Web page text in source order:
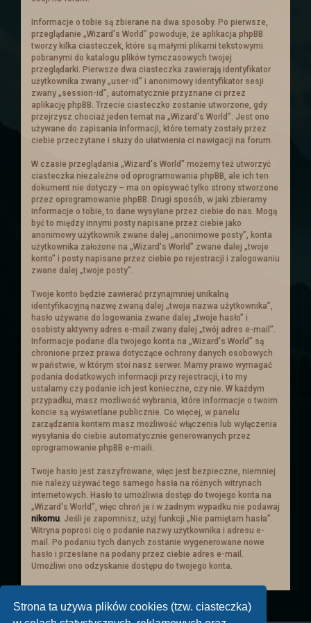
Strona ta używa plików cookies (tzw. ciasteczka)
postanowił zebrać chętnych i wysłać ich
aby wsparli handlowego sojusznika.
Ogłoszenie
Nowe ogłoszenia na
słupie
Zachęcamy do zajrzenia do zakładki z
zadaniami
Troche nowinek
Przebudowe przeszły
nowa i dostosowana :).
Ogłoszenia powinny się teraz skalować
z ekranem urządzenia. Na telefonach
skaluje się tyle ile może. Najlepiej więc
aby je czytać w poziomie. W pionie też
sie da ale z racje mniejszego ekranu
ucina i może być to niewygodne.
Dodana została mapa miasta i
planowana jest mapa mieszkańców, w
której będą zaznaczone domy
mieszkańców miasta- postaci. Będzie
opocja po klikenięciu w nią,
automatyczne przeniesienie sie w ów
miejsce.
Duża wersja samego miasta oraz opcji z
mieszkancami będzie dostępna w
odpowiednim temacie.
Święta Zimowe
Zapraszamy wszystkich do
tematu świątecznegoi wybrania sobie
prezentu! (przez rzut kością)
Informacje o tobie są zbierane na dwa sposoby. Po pierwsze,
przeglądanie „Wizard's World” powoduje, że aplikacja phpBB
tworzy kilka ciasteczek, które są małymi plikami tekstowymi
pobranymi do katalogu plików tymczasowych twojej
przeglądarki. Pierwsze dwa ciasteczka zawierają identyfikator
użytkownika zwany „user-id” i anonimowy identyfikator sesji
zwany „session-id”, automatycznie przyznane ci przez
aplikację phpBB. Trzecie ciasteczko zostanie utworzone, gdy
przejrzysz chociaż jeden temat na „Wizard's World”. Jest ono
używane do zapisania informacji, które tematy zostały przez
ciebie przeczytane i służy do ułatwienia ci nawigacji na forum.
W czasie przeglądania „Wizard's World” możemy też utworzyć
ciasteczka niezależne od oprogramowania phpBB, ale ich ten
dokument nie dotyczy – ma on opisywać tylko strony stworzone
przez oprogramowanie phpBB. Drugi sposób, w jaki zbieramy
informacje o tobie, to dane wysyłane przez ciebie do nas. Mogą
być to między innymi posty napisane przez ciebie jako
anonimowy użytkownik zwane dalej „anonimowe posty”, konta
użytkownika założone na „Wizard's World” zwane dalej „twoje
konto” i posty napisane przez ciebie po rejestracji i zalogowaniu
zwane dalej „twoje posty”.
Twoje konto będzie zawierać przynajmniej unikalną
identyfikacyjną nazwę zwaną dalej „twoja nazwa użytkownika”,
hasło używane do logowania zwane dalej „twoje hasło” i
osobisty aktywny adres e-mail zwany dalej „twój adres e-mail”.
Informacje podane dla twojego konta na „Wizard's World” są
chronione przez prawa dotyczące ochrony danych osobowych
w państwie, w którym stoi nasz serwer. Mamy prawo wymagać
podania dodatkowych informacji przy rejestracji, i to my
ustalamy czy podanie ich jest konieczne, czy nie. W każdym
przypadku, masz możliwość wybrania, które informacje o twoim
koncie są wyświetlane publicznie. Co więcej, w panelu
zarządzania kontem masz możliwość włączenia lub wyłączenia
wysyłania do ciebie automatycznie generowanych przez
oprogramowanie phpBB e-maili.
Twoje hasło jest zaszyfrowane, więc jest bezpieczne, niemniej
nie należy używać tego samego hasła na różnych witrynach
internetowych. Hasło to umożliwia dostęp do twojego konta na
„Wizard's World”, więc chroń je i w żadnym wypadku nie podawaj
nikomu . Jeśli je zapomnisz, użyj funkcji „Nie pamiętam hasła”.
Witryna poprosi cię o podanie nazwy użytkownika i adresu e-
mail. Po podaniu tych danych zostanie wygenerowane nowe
hasło i przesłane na podany przez ciebie adres e-mail.
Umożliwi ono odzyskanie dostępu do twojego konta.